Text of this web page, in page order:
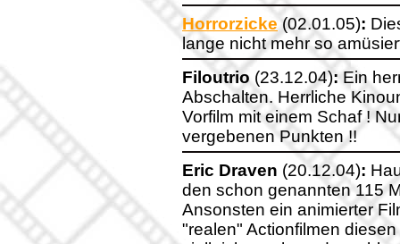
Horrorzicke (02.01.05):
lange nicht mehr so
Filoutrio (23.12.04):Ein
Abschalten. Herrliche
Vorfilm mit einem Schaf !
vergebenen Punkten !!
Eric Draven (20.12.04):
den schon genannten 115
Ansonsten ein animierter
"realen" Actionfilmen